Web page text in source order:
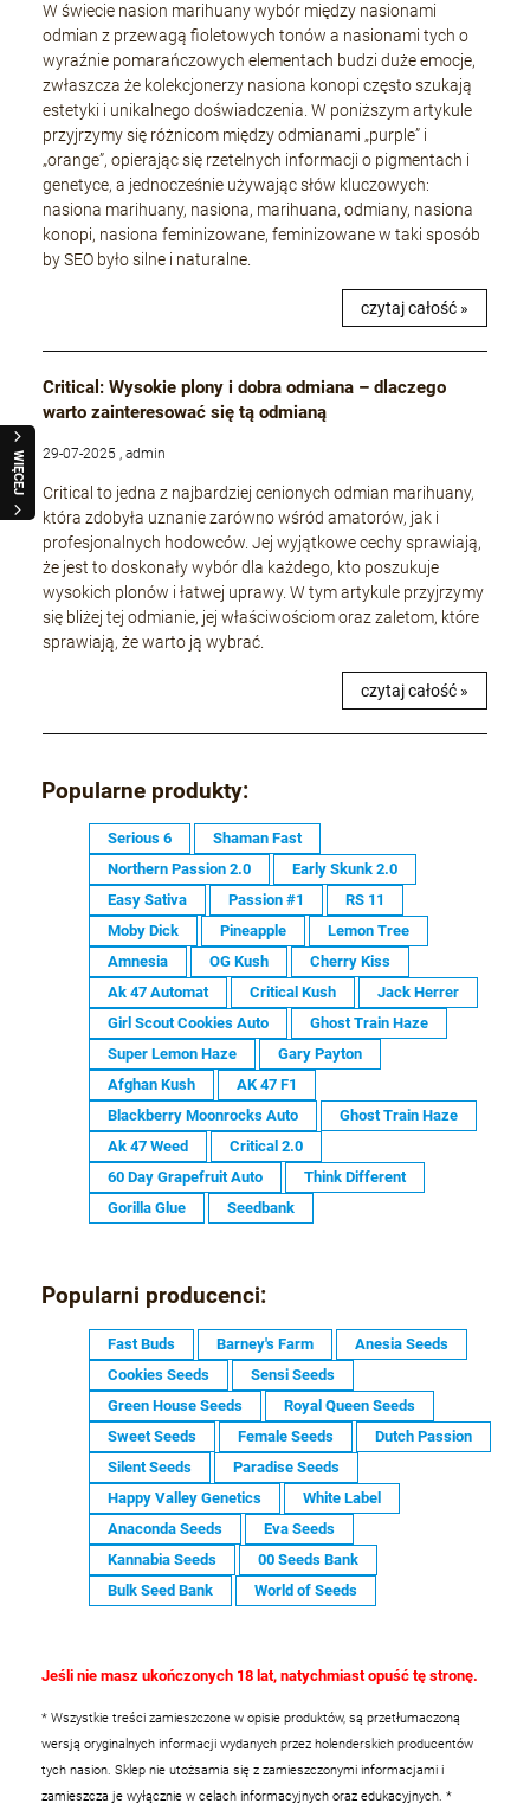
WIĘCEJ
W świecie nasion marihuany wybór między nasionami
odmian z przewagą fioletowych tonów a nasionami tych o
wyraźnie pomarańczowych elementach budzi duże emocje,
zwłaszcza że kolekcjonerzy nasiona konopi często szukają
estetyki i unikalnego doświadczenia. W poniższym artykule
przyjrzymy się różnicom między odmianami „purple” i
„orange”, opierając się rzetelnych informacji o pigmentach i
genetyce, a jednocześnie używając słów kluczowych:
nasiona marihuany, nasiona, marihuana, odmiany, nasiona
konopi, nasiona feminizowane, feminizowane w taki sposób
by SEO było silne i naturalne.
czytaj całość »
Critical: Wysokie plony i dobra odmiana – dlaczego
warto zainteresować się tą odmianą
29-07-2025 , admin
Critical to jedna z najbardziej cenionych odmian marihuany,
która zdobyła uznanie zarówno wśród amatorów, jak i
profesjonalnych hodowców. Jej wyjątkowe cechy sprawiają,
że jest to doskonały wybór dla każdego, kto poszukuje
wysokich plonów i łatwej uprawy. W tym artykule przyjrzymy
się bliżej tej odmianie, jej właściwościom oraz zaletom, które
sprawiają, że warto ją wybrać.
czytaj całość »
Popularne produkty:
Serious 6
Shaman Fast
Northern Passion 2.0
Early Skunk 2.0
Easy Sativa
Passion #1
RS 11
Moby Dick
Pineapple
Lemon Tree
Amnesia
OG Kush
Cherry Kiss
Ak 47 Automat
Critical Kush
Jack Herrer
Girl Scout Cookies Auto
Ghost Train Haze
Super Lemon Haze
Gary Payton
Afghan Kush
AK 47 F1
Blackberry Moonrocks Auto
Ghost Train Haze
Ak 47 Weed
Critical 2.0
60 Day Grapefruit Auto
Think Different
Gorilla Glue
Seedbank
Popularni producenci:
Fast Buds Barney's Farm
Anesia Seeds
Cookies Seeds
Sensi Seeds
Green House Seeds
Royal Queen Seeds
Sweet Seeds
Female Seeds
Dutch Passion
Silent Seeds
Paradise Seeds
Happy Valley Genetics
White Label
Anaconda Seeds
Eva Seeds
Kannabia Seeds
00 Seeds Bank
Bulk Seed Bank
World of Seeds
Jeśli nie masz ukończonych 18 lat, natychmiast opuść tę stronę.
* Wszystkie treści zamieszczone w opisie produktów, są przetłumaczoną
wersją oryginalnych informacji wydanych przez holenderskich producentów
tych nasion. Sklep nie utożsamia się z zamieszczonymi informacjami i
zamieszcza je wyłącznie w celach informacyjnych oraz edukacyjnych. *